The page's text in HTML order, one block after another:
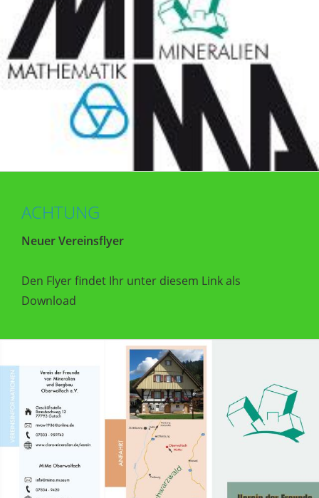
ACHTUNG
Neuer Vereinsflyer
Den Flyer findet Ihr unter diesem Link als
Download